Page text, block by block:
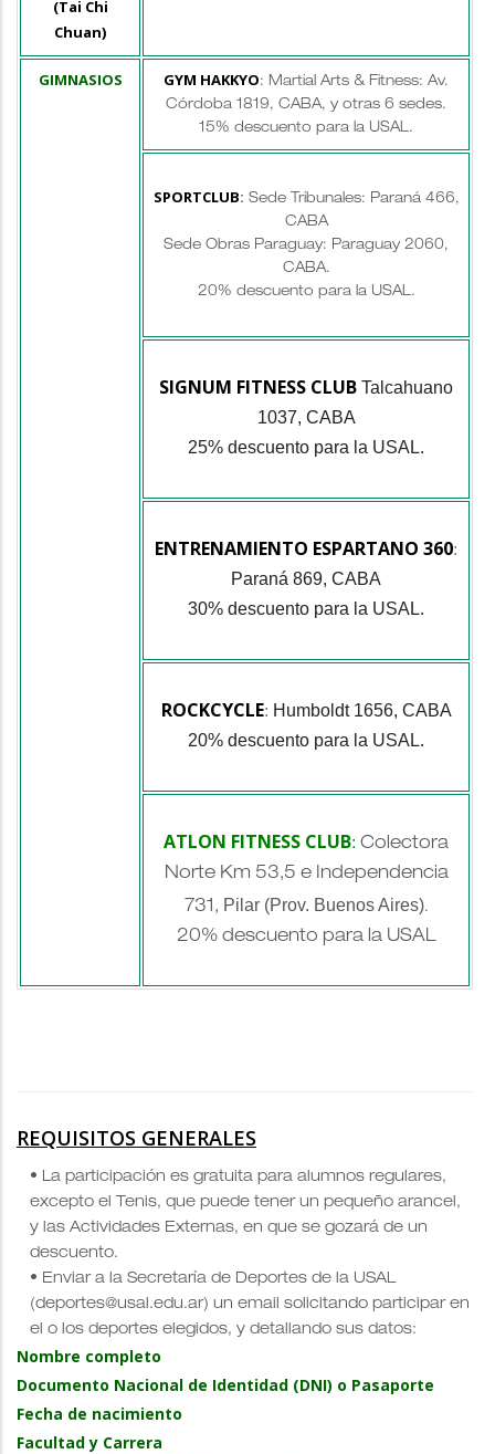
(Tai Chi
Chuan)
GIMNASIOS GYM HAKKYO: Martial Arts & Fitness: Av.
Córdoba 1819, CABA, y otras 6 sedes.
15% descuento para la USAL.
SPORTCLUB: Sede Tribunales: Paraná 466,
CABA
Sede Obras Paraguay: Paraguay 2060,
CABA.
20% descuento para la USAL.
SIGNUM FITNESS CLUB Talcahuano
1037, CABA
25% descuento para la USAL.
ENTRENAMIENTO ESPARTANO 360:
Paraná 869, CABA
30% descuento para la USAL.
ROCKCYCLE: Humboldt 1656, CABA
20% descuento para la USAL.
ATLON FITNESS CLUB: Colectora
Norte Km 53,5 e Independencia
731, Pilar (Prov. Buenos Aires).
20% descuento para la USAL
REQUISITOS GENERALES
• La participación es gratuita para alumnos regulares,
excepto el Tenis, que puede tener un pequeño arancel,
y las Actividades Externas, en que se gozará de un
descuento.
• Enviar a la Secretaría de Deportes de la USAL
(deportes@usal.edu.ar) un email solicitando participar en
el o los deportes elegidos, y detallando sus datos:
Nombre completo
Documento Nacional de Identidad (DNI) o Pasaporte
Fecha de nacimiento
Facultad y Carrera